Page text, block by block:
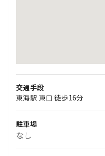
交通手段
東海駅 東口 徒歩16分
駐車場
なし